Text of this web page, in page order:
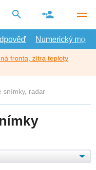
Numerický model
fronta, zítra teploty
snímky, radar